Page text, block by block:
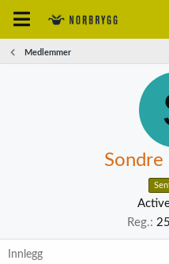
Medlemmer
Sondre
Reg.
Innlegg